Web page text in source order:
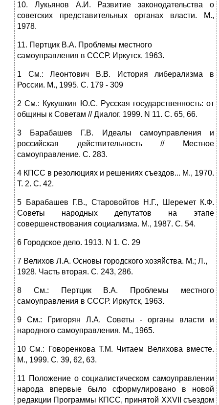
10. Лукьянов А.И. Развитие законодательства о
советских представительных органах власти. М.,
1978.
11. Пертцик В.А. Проблемы местного
самоуправления в СССР. Иркутск, 1963.
1 См.: Леонтович В.В. История либерализма в
России. М., 1995. С. 179 - 309
2 См.: Кукушкин Ю.С. Русская государственность: от
общины к Советам // Диалог. 1999. N 11. С. 65, 66.
3 Барабашев Г.В. Идеалы самоуправления и
российская действительность // Местное
самоуправление. С. 283.
4 КПСС в резолюциях и решениях съездов... М., 1970.
Т. 2. С. 42.
5 Барабашев Г.В., Старовойтов Н.Г., Шеремет К.Ф.
Советы народных депутатов на этапе
совершенствования социализма. М., 1987. С. 54.
6 Городское дело. 1913. N 1. С. 29
7 Велихов Л.А. Основы городского хозяйства. М.; Л.,
1928. Часть вторая. С. 243, 286.
8 См.: Пертцик В.А. Проблемы местного
самоуправления в СССР. Иркутск, 1963.
9 См.: Григорян Л.А. Советы - органы власти и
народного самоуправления. М., 1965.
10 См.: Говоренкова Т.М. Читаем Велихова вместе.
М., 1999. С. 39, 62, 63.
11 Положение о социалистическом самоуправлении
народа впервые было сформулировано в новой
редакции Программы КПСС, принятой XXVII съездом